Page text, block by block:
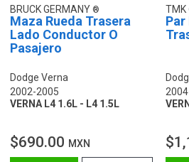
BRUCK GERMANY
Maza Rueda Trasera
Lado Conductor O
Pasajero
Dodge Verna
2002-2005
VERNA L4 1.6L - L4 1.5L
$690.00 MXN
TMK
Par